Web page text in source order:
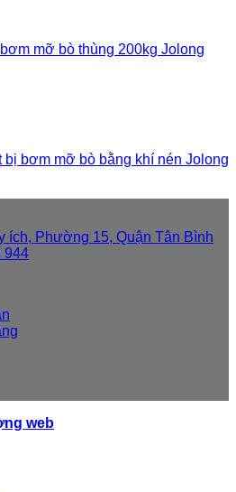
mỡ bò thùng 200kg Jolong
bị bơm mỡ bò bằng khí nén Jolong
ích, Phường 15, Quận Tân Bình
944
web